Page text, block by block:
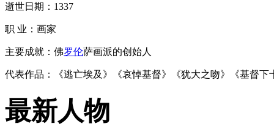
逝世日期：1337
职 业：画家
主要成就：佛罗伦萨画派的创始人
代表作品：《逃亡埃及》《哀悼基督》《犹大之吻》《基督下
最新人物